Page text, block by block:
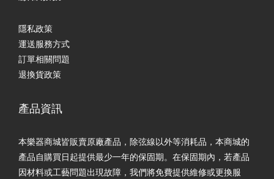
隱私政策
運送服務方式
訂單相關問題
退換貨政策
產品資訊
本樂器商城皆販賣原廠產品，除弦線以外等消耗品，本商城的
產品自購買日起提供最少一年的保固期。在保固期內，若產品
因材料或工藝問題出現故障，我們將免費提供維修或更換服